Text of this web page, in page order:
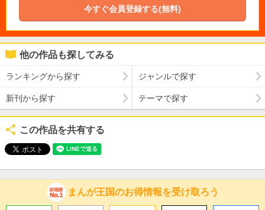
今すぐ会員登録する(無料)
他の作品も探してみる
ランキングから探す ジャンルで探す
新刊から探す テーマで探す
この作品を共有する
まんが王国のお得情報を受け取ろう